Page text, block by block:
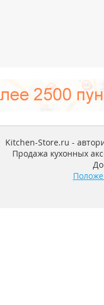
Kitchen-Store.ru -
Продажа кухонных